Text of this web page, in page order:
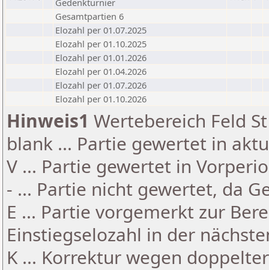
Gedenkturnier
Gesamtpartien 6
Elozahl per 01.07.2025
Elozahl per 01.10.2025
Elozahl per 01.01.2026
Elozahl per 01.04.2026
Elozahl per 01.07.2026
Elozahl per 01.10.2026
Hinweis1 Wertebereich Feld
blank ... Partie gewertet in
V ... Partie gewertet in
- ... Partie nicht gewertet, da
E ... Partie vorgemerkt zur
Einstiegselozahl in der
K ... Korrektur wegen